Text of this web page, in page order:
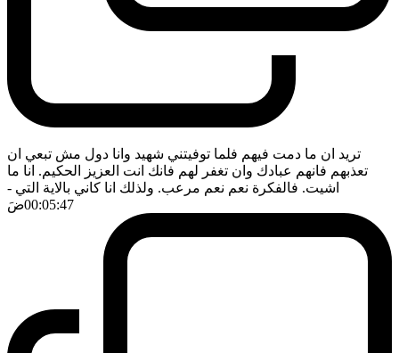
تريد ان ما دمت فيهم فلما توفيتني شهيد وانا دول مش تبعي ان
تعذبهم فانهم عبادك وان تغفر لهم فانك انت العزيز الحكيم. انا ما
اشيت. فالفكرة نعم نعم مرعب. ولذلك انا كاني بالاية التي -
00:05:47ضَ